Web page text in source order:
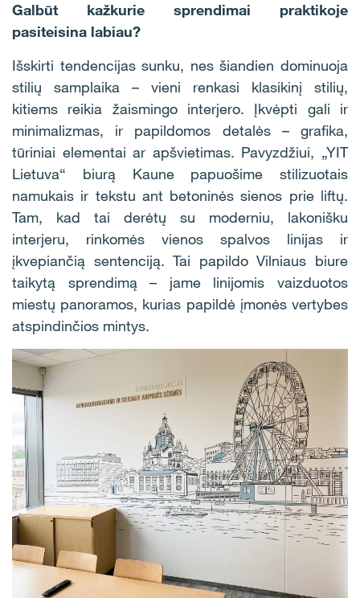
Galbūt kažkurie sprendimai praktikoje
pasiteisina labiau?
Išskirti tendencijas sunku, nes šiandien dominuoja
stilių samplaika – vieni renkasi klasikinį stilių,
kitiems reikia žaismingo interjero. Įkvėpti gali ir
minimalizmas, ir papildomos detalės – grafika,
tūriniai elementai ar apšvietimas. Pavyzdžiui, „YIT
Lietuva“ biurą Kaune papuošime stilizuotais
namukais ir tekstu ant betoninės sienos prie liftų.
Tam, kad tai derėtų su moderniu, lakonišku
interjeru, rinkomės vienos spalvos linijas ir
įkvepiančią sentenciją. Tai papildo Vilniaus biure
taikytą sprendimą – jame linijomis vaizduotos
miestų panoramos, kurias papildė įmonės vertybes
atspindinčios mintys.